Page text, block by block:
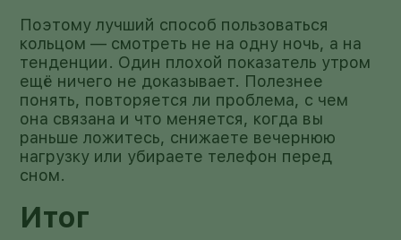
Поэтому лучший способ пользоваться
кольцом — смотреть не на одну ночь, а на
тенденции. Один плохой показатель утром
ещё ничего не доказывает. Полезнее
понять, повторяется ли проблема, с чем
она связана и что меняется, когда вы
раньше ложитесь, снижаете вечернюю
нагрузку или убираете телефон перед
сном.
Итог